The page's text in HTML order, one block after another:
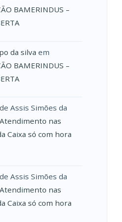
BAMERINDUS –
da silva em
BAMERINDUS –
Assis Simões da
Atendimento nas
Caixa só com hora
Assis Simões da
Atendimento nas
Caixa só com hora